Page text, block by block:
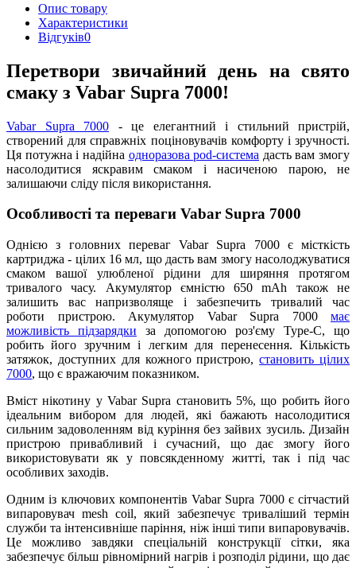
Опис товару
Характеристики
Відгуків0
Перетвори звичайний день на свято
смаку з Vabar Supra 7000!
Vabar Supra 7000 - це елегантний і стильний пристрій,
створений для справжніх поціновувачів комфорту і зручності.
Ця потужна і надійна одноразова pod-система дасть вам змогу
насолодитися яскравим смаком і насиченою парою, не
залишаючи сліду після використання.
Особливості та переваги Vabar Supra 7000
Однією з головних переваг Vabar Supra 7000 є місткість
картриджа - цілих 16 мл, що дасть вам змогу насолоджуватися
смаком вашої улюбленої рідини для ширяння протягом
тривалого часу. Акумулятор ємністю 650 mAh також не
залишить вас напризволяще і забезпечить тривалий час
роботи пристрою. Акумулятор Vabar Supra 7000 має
можливість підзарядки за допомогою роз'єму Type-C, що
робить його зручним і легким для перенесення. Кількість
затяжок, доступних для кожного пристрою,становить цілих
7000, що є вражаючим показником.
Вміст нікотину у Vabar Supra становить 5%, що робить його
ідеальним вибором для людей, які бажають насолодитися
сильним задоволенням від куріння без зайвих зусиль. Дизайн
пристрою привабливий і сучасний, що дає змогу його
використовувати як у повсякденному житті, так і під час
особливих заходів.
Одним із ключових компонентів Vabar Supra 7000 є сітчастий
випаровувач mesh coil, який забезпечує триваліший термін
служби та інтенсивніше паріння, ніж інші типи випаровувачів.
Це можливо завдяки спеціальній конструкції сітки, яка
забезпечує більш рівномірний нагрів і розподіл рідини, що дає